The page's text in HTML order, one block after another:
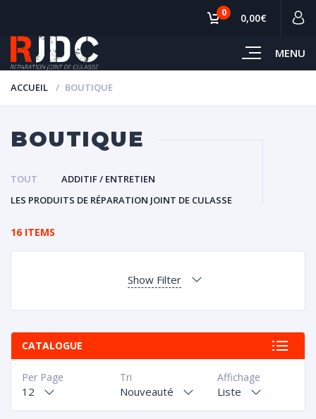
MENU
0 0,00€
ACCUEIL BOUTIQUE
BOUTIQUE
TOUT
ADDITIF / ENTRETIEN
LES PRODUITS DE RÉPARATION JOINT DE CULASSE
16 ITEMS
Show Filter
CATALOGUE
Affichage
Liste
Tri
Nouveauté
Per Page
12